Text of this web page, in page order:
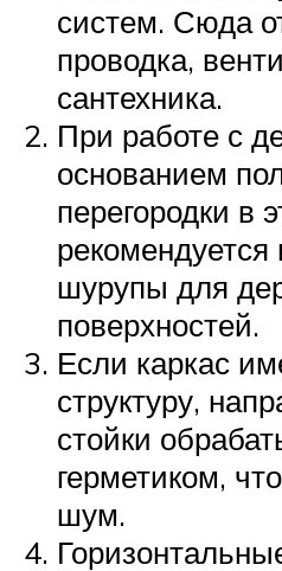
систем. Сюда
проводка,
сантехника.
При работе с
основанием
перегородки в
рекомендуется
шурупы для
поверхностей.
Если каркас
структуру,
стойки
герметиком,
шум.